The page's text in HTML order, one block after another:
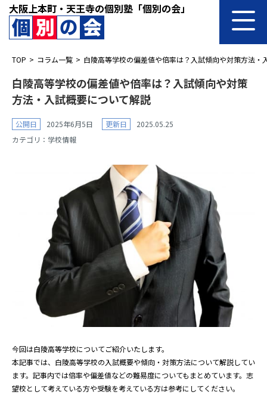
大阪上本町・天王寺の個別塾「個別の会」
TOP コラム一覧 白陵高等学校の偏差値や倍率は？入試傾向や対策方法・
白陵高等学校の偏差値や倍率は？入試傾向や対策
方法・入試概要について解説
公開日 2025年6月5日 更新日
2025.05.25
カテゴリ： 学校情報
今回は白陵高等学校についてご紹介いたします。
本記事では、白陵高等学校の入試概要や傾向・対策方法について解説してい
ます。記事内では倍率や偏差値などの難易度についてもまとめています。志
望校として考えている方や受験を考えている方は参考にしてください。